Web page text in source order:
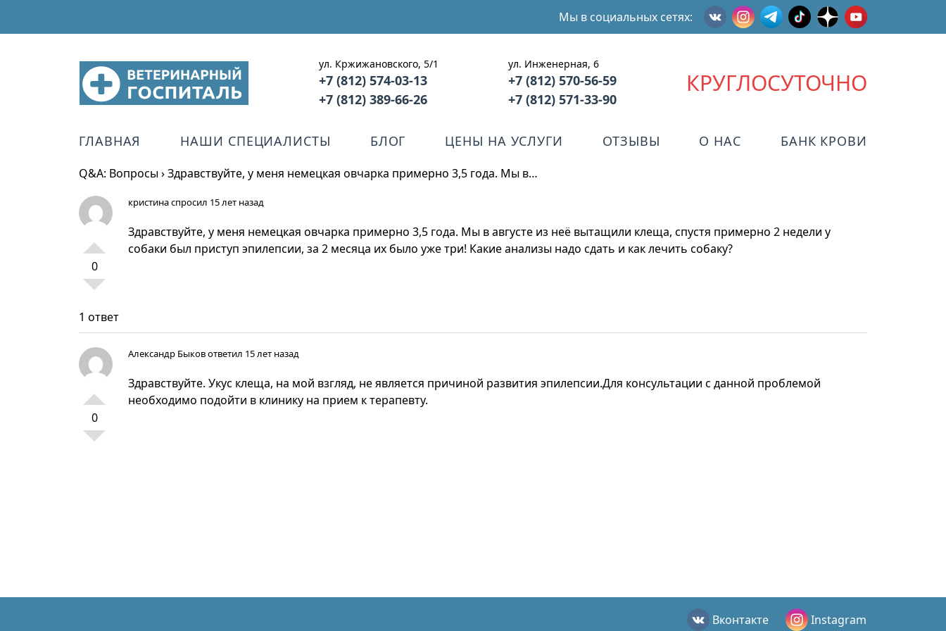
Мы в социальных сетях:
ул. Кржижановского, 5/1
+7 (812) 574-03-13
+7 (812) 389-66-26
ул. Инженерная, 6
+7 (812) 570-56-59
+7 (812) 571-33-90
КРУГЛОСУТОЧНО
ГЛАВНАЯ НАШИ СПЕЦИАЛИСТЫ БЛОГ ЦЕНЫ НА УСЛУГИ ОТЗЫВЫ О НАС БАНК КРОВИ
Q&A: Вопросы›Здравствуйте, у меня немецкая овчарка примерно 3,5 года. Мы в…
0
кристинаспросил 15 лет назад
Здравствуйте, у меня немецкая овчарка примерно 3,5 года. Мы в августе из неё вытащили клеща, спустя примерно 2 недели у
собаки был приступ эпилепсии, за 2 месяца их было уже три! Какие анализы надо сдать и как лечить собаку?
1 ответ
0
Александр Быковответил 15 лет назад
Здравствуйте. Укус клеща, на мой взгляд, не является причиной развития эпилепсии.Для консультации с данной проблемой
необходимо подойти в клинику на прием к терапевту.
Вконтакте Instagram